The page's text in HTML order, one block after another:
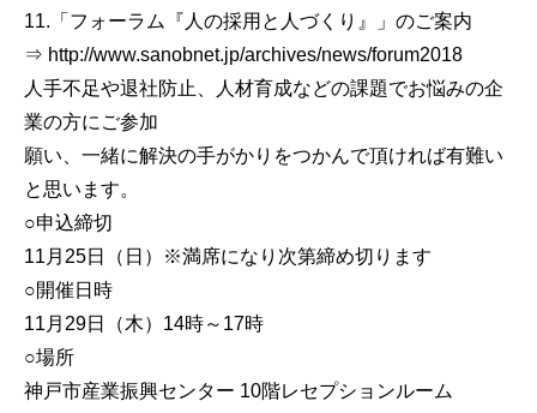
11.「フォーラム『人の採用と人づくり』」のご案内
⇒ http://www.sanobnet.jp/archives/news/forum2018
人手不足や退社防止、人材育成などの課題でお悩みの企
業の方にご参加
願い、一緒に解決の手がかりをつかんで頂ければ有難い
と思います。
○申込締切
11月25日（日）※満席になり次第締め切ります
○開催日時
11月29日（木）14時～17時
○場所
神戸市産業振興センター 10階レセプションルーム